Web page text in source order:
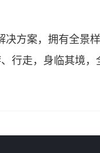
案，拥有全景
行走，身临其境